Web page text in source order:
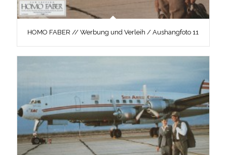
HOMO FABER // Werbung und Verleih / Aushangfoto 11